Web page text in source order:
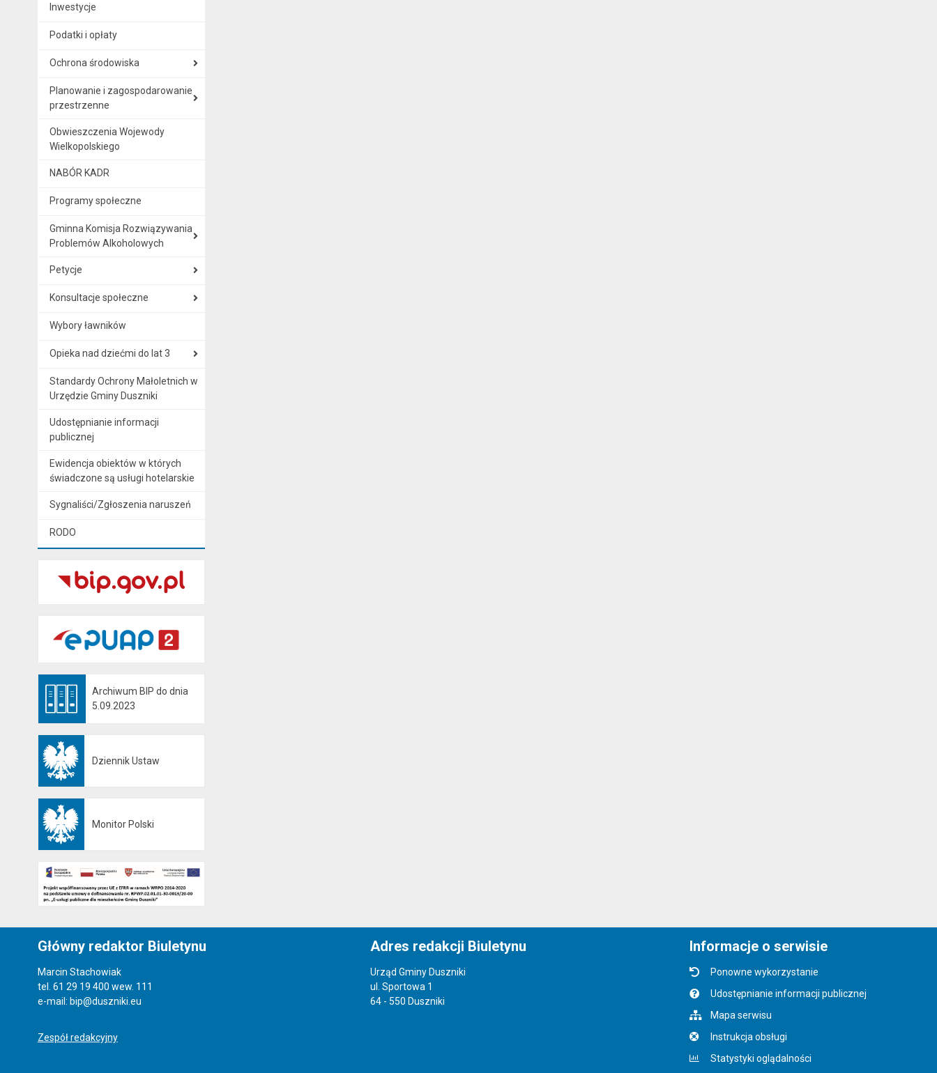
Inwestycje
Podatki i opłaty
Ochrona środowiska
Planowanie i zagospodarowanie
przestrzenne
Obwieszczenia Wojewody
Wielkopolskiego
NABÓR KADR
Programy społeczne
Gminna Komisja Rozwiązywania
Problemów Alkoholowych
Petycje
Konsultacje społeczne
Wybory ławników
Opieka nad dziećmi do lat 3
Standardy Ochrony Małoletnich w
Urzędzie Gminy Duszniki
Udostępnianie informacji
publicznej
Ewidencja obiektów w których
świadczone są usługi hotelarskie
Sygnaliści/Zgłoszenia naruszeń
RODO
Archiwum BIP do dnia
5.09.2023
Dziennik Ustaw
Monitor Polski
Główny redaktor Biuletynu
Marcin Stachowiak
tel. 61 29 19 400 wew. 111
e-mail: bip@duszniki.eu
Zespół redakcyjny
Adres redakcji Biuletynu
Urząd Gminy Duszniki
ul. Sportowa 1
64 - 550 Duszniki
Informacje o serwisie
Ponowne wykorzystanie
Udostępnianie informacji publicznej
Mapa serwisu
Instrukcja obsługi
Statystyki oglądalności